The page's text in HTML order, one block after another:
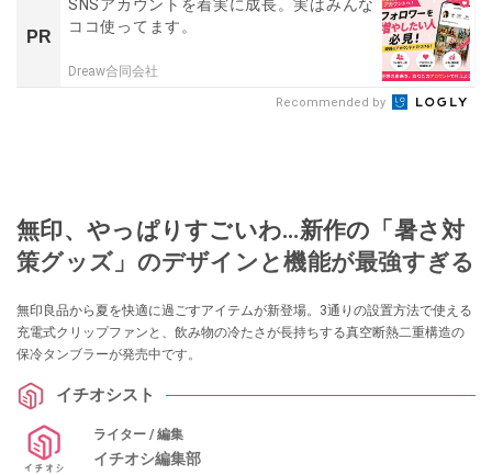
PR
SNSアカウントを着実に成長。実はみんな
ココ使ってます。
Dreaw合同会社
Recommended by
無印、やっぱりすごいわ…新作の「暑さ対
策グッズ」のデザインと機能が最強すぎる
無印良品から夏を快適に過ごすアイテムが新登場。3通りの設置方法で使える
充電式クリップファンと、飲み物の冷たさが長持ちする真空断熱二重構造の
保冷タンブラーが発売中です。
イチオシスト
ライター / 編集
イチオシ編集部